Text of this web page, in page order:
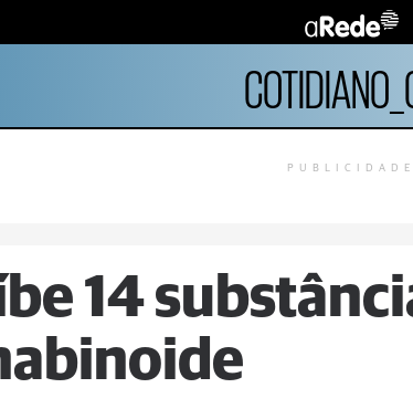
PUBLICIDADE
14